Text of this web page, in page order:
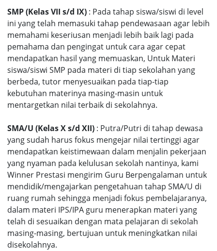
SMP (Kelas VII s/d IX) : Pada tahap siswa/siswi di level
ini yang telah memasuki tahap pendewasaan agar lebih
memahami keseriusan menjadi lebih baik lagi pada
pemahama dan pengingat untuk cara agar cepat
mendapatkan hasil yang memuaskan, Untuk Materi
siswa/siswi SMP pada materi di tiap sekolahan yang
berbeda, tutor menyesuaikan pada tiap-tiap
kebutuhan materinya masing-masin untuk
mentargetkan nilai terbaik di sekolahnya.
SMA/U (Kelas X s/d XII) : Putra/Putri di tahap dewasa
yang sudah harus fokus mengejar nilai tertinggi agar
mendapatkan keistimewaan dalam menjalin pekerjaan
yang nyaman pada kelulusan sekolah nantinya, kami
Winner Prestasi mengirim Guru Berpengalaman untuk
mendidik/mengajarkan pengetahuan tahap SMA/U di
ruang rumah sehingga menjadi fokus pembelajaranya,
dalam materi IPS/IPA guru menerapkan materi yang
telah di sesuaikan dengan mata pelajaran di sekolah
masing-masing, bertujuan untuk meningkatkan nilai
disekolahnya.